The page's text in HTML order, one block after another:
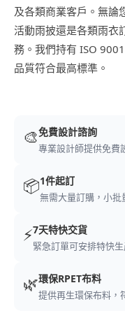
及各類商業客戶。無論
活動雨披還是各類雨衣
務。我們持有 ISO
品質符合最高標準。
🎨免費設計諮詢
專業設計師提供免費
📦1件起訂
無需大量訂購，小批
⚡7天特快交貨
緊急訂單可安排特快
🌿環保RPET布料
提供再生環保布料，